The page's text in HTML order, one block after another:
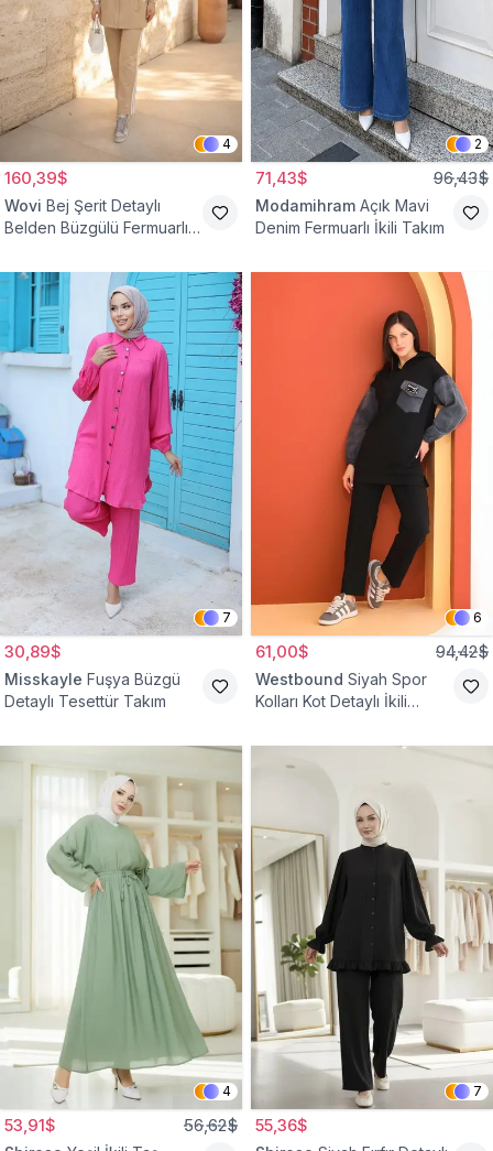
4
160,39$
Wovi Bej Şerit Detaylı
Belden Büzgülü Fermuarlı
2
71,43$ 96,43$
Modamihram Açık Mavi
Denim Fermuarlı İkili Takım
7
30,89$
Misskayle Fuşya Büzgü
Detaylı Tesettür Takım
6
61,00$ 94,42$
Westbound Siyah Spor
Kolları Kot Detaylı İkili
4
53,91$ 56,62$
7
55,36$